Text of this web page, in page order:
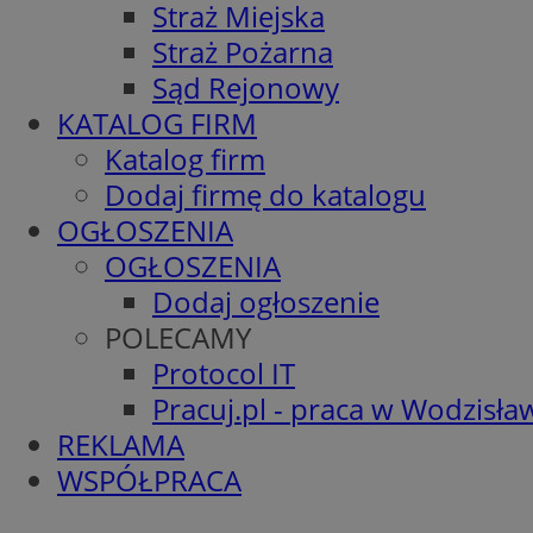
Straż Miejska
Straż Pożarna
Sąd Rejonowy
KATALOG FIRM
Katalog firm
Dodaj firmę do katalogu
OGŁOSZENIA
OGŁOSZENIA
Dodaj ogłoszenie
POLECAMY
Protocol IT
Pracuj.pl - praca w
REKLAMA
WSPÓŁPRACA